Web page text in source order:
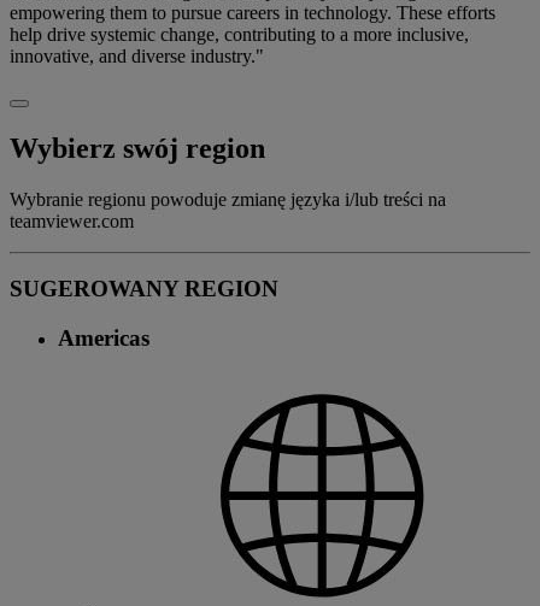
empowering them to pursue careers in technology. These efforts
help drive systemic change, contributing to a more inclusive,
innovative, and diverse industry."
Wybierz swój region
Wybranie regionu powoduje zmianę języka i/lub treści na
teamviewer.com
SUGEROWANY REGION
Americas